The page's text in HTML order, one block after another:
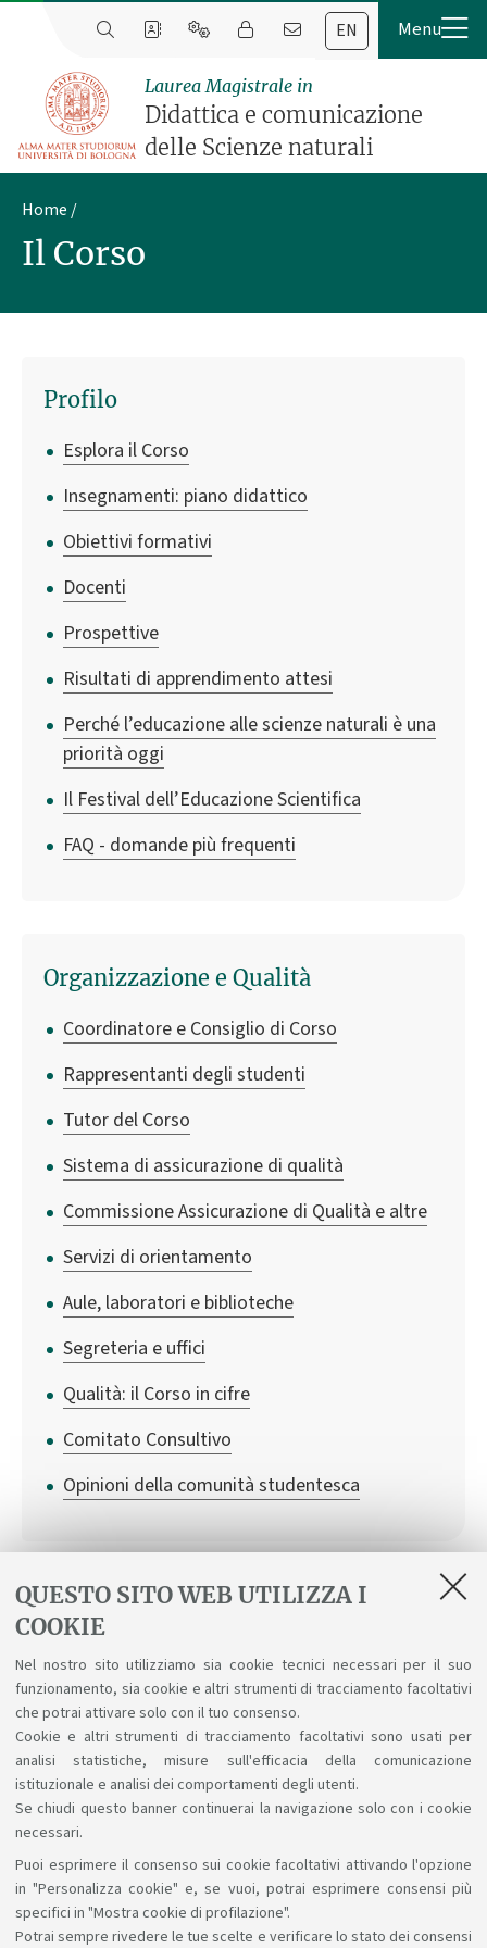
QUESTO SITO WEB UTILIZZA I
COOKIE
Nel nostro sito utilizziamo sia cookie tecnici necessari per il suo
funzionamento, sia cookie e altri strumenti di tracciamento facoltativi
che potrai attivare solo con il tuo consenso.
Cookie e altri strumenti di tracciamento facoltativi sono usati per
analisi statistiche, misure sull'efficacia della comunicazione
istituzionale e analisi dei comportamenti degli utenti.
Se chiudi questo banner continuerai la navigazione solo con i cookie
necessari.
Puoi esprimere il consenso sui cookie facoltativi attivando l'opzione
in "Personalizza cookie" e, se vuoi, potrai esprimere consensi più
specifici in "Mostra cookie di profilazione".
Potrai sempre rivedere le tue scelte e verificare lo stato dei consensi
EN
Laurea Magistrale in
Didattica e comunicazione
delle Scienze naturali
Home
Il Corso
Profilo
Esplora il Corso
Insegnamenti: piano didattico
Obiettivi formativi
Docenti
Prospettive
Risultati di apprendimento attesi
Perché l’educazione alle scienze naturali è una
priorità oggi
Il Festival dell’Educazione Scientifica
FAQ - domande più frequenti
Organizzazione e Qualità
Coordinatore e Consiglio di Corso
Rappresentanti degli studenti
Tutor del Corso
Sistema di assicurazione di qualità
Commissione Assicurazione di Qualità e altre
Servizi di orientamento
Aule, laboratori e biblioteche
Segreteria e uffici
Qualità: il Corso in cifre
Comitato Consultivo
Opinioni della comunità studentesca
Regolamenti
Regolamento Didattico del Corso di Studio
Regolamento Studenti d'Ateneo
Sosteniamo il diritto alla conoscenza
Seguici su: